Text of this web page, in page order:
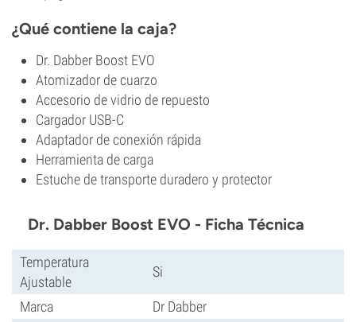
¿Qué contiene la caja?
Dr. Dabber Boost EVO
Atomizador de cuarzo
Accesorio de vidrio de repuesto
Cargador USB-C
Adaptador de conexión rápida
Herramienta de carga
Estuche de transporte duradero y protector
Dr. Dabber Boost EVO - Ficha Técnica
Temperatura
Ajustable
Si
Marca
Dr Dabber